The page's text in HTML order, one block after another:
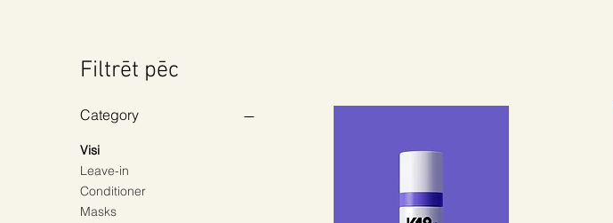
Filtrēt pēc
Category
Visi
Leave-in
Conditioner
Masks